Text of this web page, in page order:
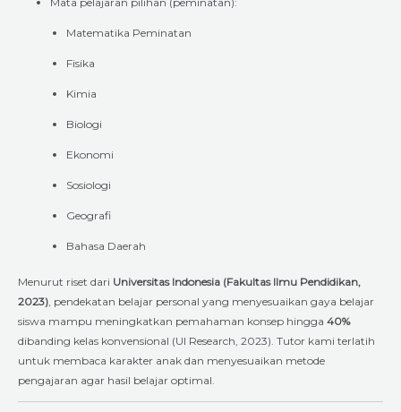
Matematika Peminatan
Fisika
Kimia
Biologi
Ekonomi
Sosiologi
Geografi
Bahasa Daerah
Menurut riset dari Universitas Indonesia (Fakultas Ilmu Pendidikan,
2023) , pendekatan belajar personal yang menyesuaikan gaya belajar
siswa mampu meningkatkan pemahaman konsep hingga 40%
dibanding kelas konvensional (UI Research, 2023). Tutor kami terlatih
untuk membaca karakter anak dan menyesuaikan metode
pengajaran agar hasil belajar optimal.